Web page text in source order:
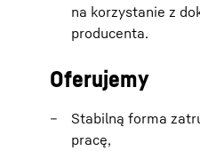
na korzystanie z
producenta.
Oferujemy
Stabilną forma
pracę,